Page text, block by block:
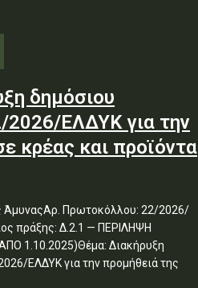
δημόσιου
2026/ΕΛΔΥΚ για την
κρέας και προϊόντα
ΆμυναςΑρ. Πρωτοκόλλου: 22/2026/
πράξης: Δ.2.1 — ΠΕΡΙΛΗΨΗ
1.10.2025)Θέμα: Διακήρυξη
ΕΛΔΥΚ για την προμήθειά της